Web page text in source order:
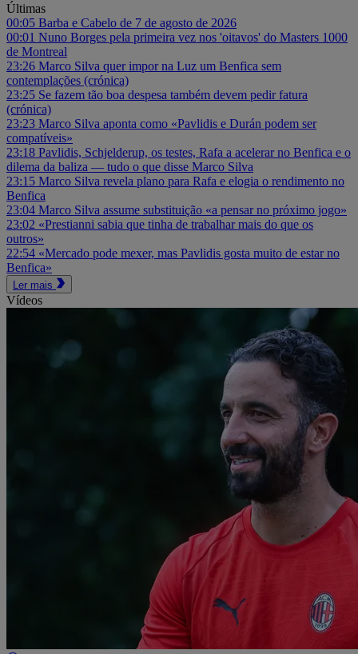
Últimas
00:05 Barba e Cabelo de 7 de agosto de 2026
00:01 Nuno Borges pela primeira vez nos 'oitavos' do Masters 1000
de Montreal
23:26 Marco Silva quer impor na Luz um Benfica sem
contemplações (crónica)
23:25 Se fazem tão boa despesa também devem pedir fatura
(crónica)
23:23 Marco Silva aponta como «Pavlidis e Durán podem ser
compatíveis»
23:18 Pavlidis, Schjelderup, os testes, Rafa a acelerar no Benfica e o
dilema da baliza — tudo o que disse Marco Silva
23:15 Marco Silva revela plano para Rafa e elogia o rendimento no
Benfica
23:04 Marco Silva assume substituição «a pensar no próximo jogo»
23:02 «Prestianni sabia que tinha de trabalhar mais do que os
outros»
22:54 «Mercado pode mexer, mas Pavlidis gosta muito de estar no
Benfica»
Ler mais
Vídeos